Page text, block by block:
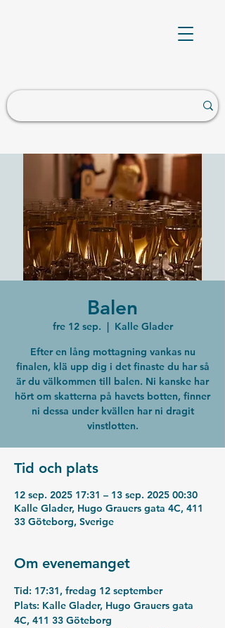
Balen
fre 12 sep.
  |
Kalle Glader
Efter en lång mottagning vankas nu
finalen, klä upp dig i det finaste du har så
är du välkommen till balen. Ni kanske har
hört om skatterna på havets botten, finner
ni dessa under kvällen har ni dragit
vinstlotten.
Tid och plats
12 sep. 2025 17:31 – 13 sep. 2025 00:30
Kalle Glader, Hugo Grauers gata 4C, 411
33 Göteborg, Sverige
Om evenemanget
Tid: 17:31, fredag 12 september
Plats: Kalle Glader, Hugo Grauers gata
4C, 411 33 Göteborg